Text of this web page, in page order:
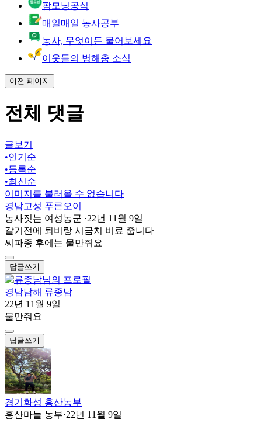
팜모닝공식
매일매일 농사공부
농사, 무엇이든 물어보세요
이웃들의 병해충 소식
이전 페이지
전체 댓글
글보기
•인기순
•등록순
•최신순
이미지를 불러올 수 없습니다
경남고성 푸른오이
농사짓는 여성농군 ·22년 11월 9일
갈기전에 퇴비랑 시금치 비료 줍니다
씨파종 후에는 물만줘요
답글쓰기
경남남해 류종남
22년 11월 9일
물만줘요
답글쓰기
경기화성 홍산농부
홍산마늘 농부·22년 11월 9일